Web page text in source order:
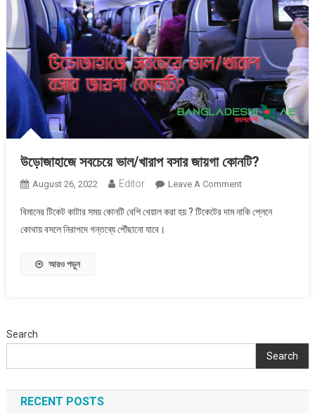
উড়োজাহাজে সবচেয়ে ভাল/খারাপ বসার জায়গা কোনটি?
August 26, 2022 Editor Leave A CommentOn
সবচেয়ে
বিমানের টিকেট কাটার সময় কোনটি বেশি খেয়াল করা হয় ? টিকেটের দাম নাকি প্লেনে
কোথায় বসলে নিরাপদে গন্তব্যে পৌঁছানো যাবে।
আরও পড়ুন
Search
Search
RECENT POSTS